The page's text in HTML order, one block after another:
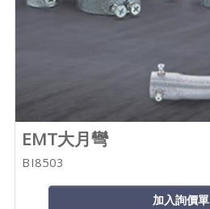
EMT大月彎
BI8503
加入詢價單